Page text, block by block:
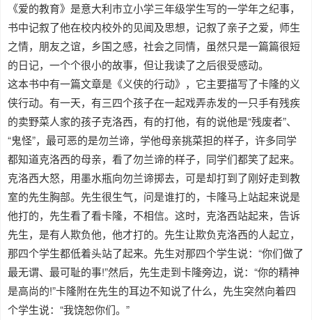
《爱的教育》是意大利市立小学三年级学生写的一学年之纪事，
书中记叙了他在校内校外的见闻及思想，记叙了亲子之爱，师生
之情，朋友之谊，乡国之感，社会之同情，虽然只是一篇篇很短
的日记，一个个很小的故事，但让我读了之后很受感动。
这本书中有一篇文章是《义侠的行动》，它主要描写了卡隆的义
侠行动。有一天，有三四个孩子在一起戏弄赤发的一只手有残疾
的卖野菜人家的孩子克洛西，有的打他，有的说他是“残废者”、
“鬼怪”，最可恶的是勿兰谛，学他母亲挑菜担的样子，许多同学
都知道克洛西的母亲，看了勿兰谛的样子，同学们都笑了起来。
克洛西大怒，用墨水瓶向勿兰谛掷去，可是却打到了刚好走到教
室的先生胸部。先生很生气，问是谁打的，卡隆马上站起来说是
他打的，先生看了看卡隆，不相信。这时，克洛西站起来，告诉
先生，是有人欺负他，他才打的。先生让欺负克洛西的人起立，
那四个学生都低着头站了起来。先生对那四个学生说：“你们做了
最无谓、最可耻的事!”然后，先生走到卡隆旁边，说：“你的精神
是高尚的!”卡隆附在先生的耳边不知说了什么，先生突然向着四
个学生说：“我饶恕你们。”